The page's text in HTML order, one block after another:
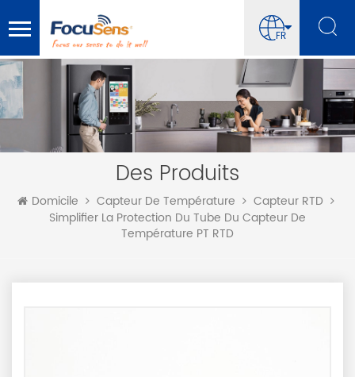
FR
Des Produits
Domicile Capteur De Température
Capteur RTD
Simplifier La Protection Du Tube Du Capteur De
Température PT RTD